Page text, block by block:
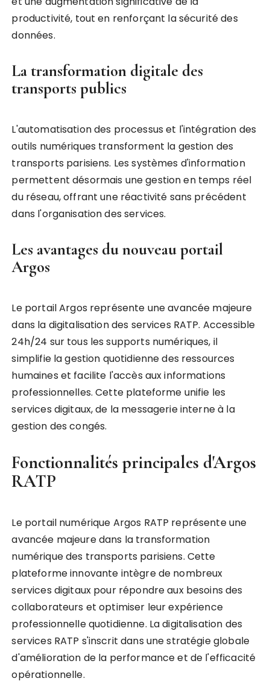
productivité, tout en renforçant la sécurité des
données.
La transformation digitale des
transports publics
L'automatisation des processus et l'intégration des
outils numériques transforment la gestion des
transports parisiens. Les systèmes d'information
permettent désormais une gestion en temps réel
du réseau, offrant une réactivité sans précédent
dans l'organisation des services.
Les avantages du nouveau portail
Argos
Le portail Argos représente une avancée majeure
dans la digitalisation des services RATP. Accessible
24h/24 sur tous les supports numériques, il
simplifie la gestion quotidienne des ressources
humaines et facilite l'accès aux informations
professionnelles. Cette plateforme unifie les
services digitaux, de la messagerie interne à la
gestion des congés.
Fonctionnalités principales d'Argos
RATP
Le portail numérique Argos RATP représente une
avancée majeure dans la transformation
numérique des transports parisiens. Cette
plateforme innovante intègre de nombreux
services digitaux pour répondre aux besoins des
collaborateurs et optimiser leur expérience
professionnelle quotidienne. La digitalisation des
services RATP s'inscrit dans une stratégie globale
d'amélioration de la performance et de l'efficacité
opérationnelle.